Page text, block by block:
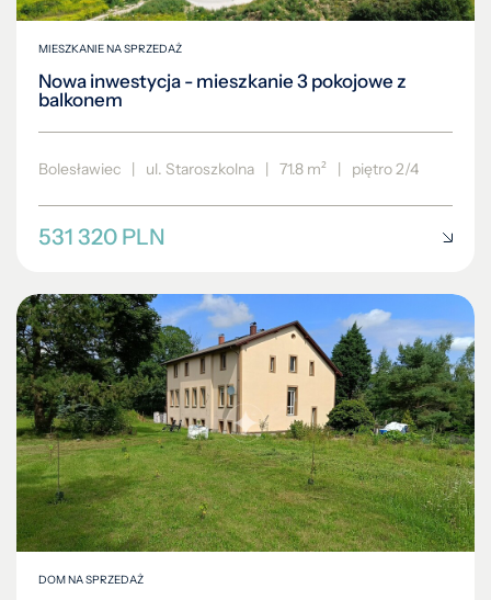
MIESZKANIE NA SPRZEDAŻ
Nowa inwestycja - mieszkanie 3 pokojowe z
balkonem
Bolesławiec | ul. Staroszkolna | 71.8 m² | piętro 2/4
531 320 PLN
DOM NA SPRZEDAŻ